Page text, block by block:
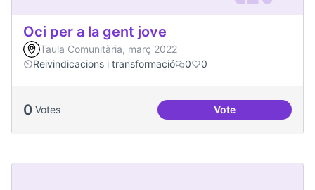
Oci per a la gent jove
Taula Comunitària, març 2022
Reivindicacions i transformació
0 0
0 Votes VoteOci per a la gent